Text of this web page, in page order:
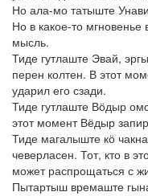
Но ала-мо татыште
Но в какое-то мгновенье
мысль.
Тиде гутлаште Эвай,
перен колтен. В этот
ударил его сзади.
Тиде гутлаште Вӧдыр
этот момент Вёдыр
Тиде магалыште кӧ
чеверласен. Тот, кто в
может распрощаться с
Пытартыш времаште